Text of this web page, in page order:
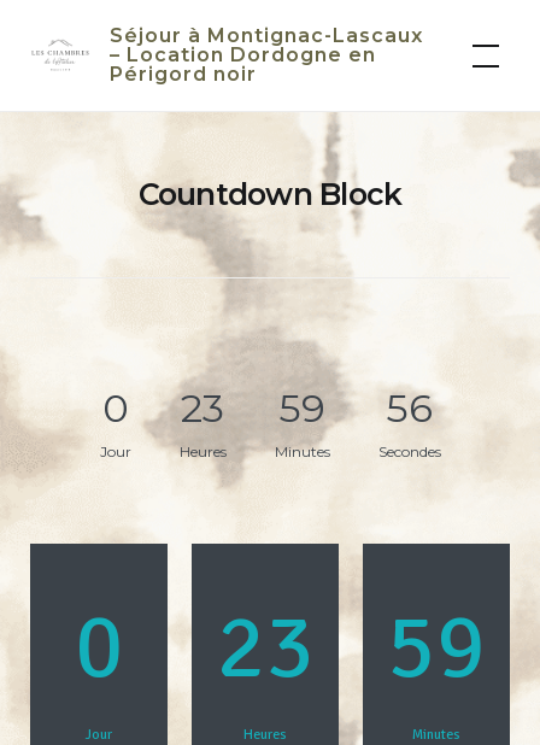
Séjour à Montignac-Lascaux
– Location Dordogne en
Périgord noir
Countdown Block
0
Jour
23
Heures
59
Minutes
55
Secondes
0
Jour
23
Heures
59
Minutes